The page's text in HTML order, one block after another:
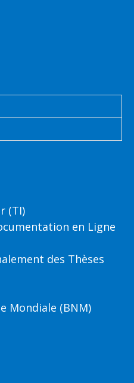
(TI)
en Ligne
des Thèses
Mondiale (BNM)